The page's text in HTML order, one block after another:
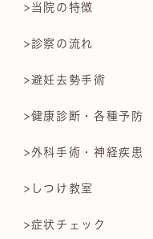
>当院の特徴
>診察の流れ
>避妊去勢手術
>健康診断・各種予防
>外科手術・神経疾患
>しつけ教室
>症状チェック